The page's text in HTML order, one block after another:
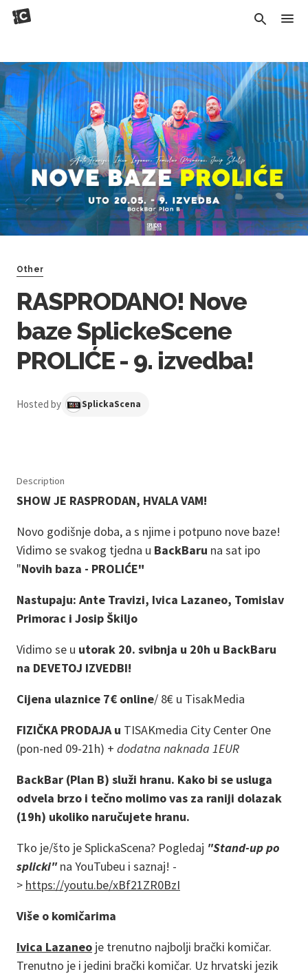
Other
RASPRODANO! Nove
baze SplickeScene
PROLIĆE - 9. izvedba!
Hosted by SplickaScena
Description
SHOW JE RASPRODAN, HVALA VAM!
Novo godišnje doba, a s njime i potpuno nove baze!
Vidimo se svakog tjedna u BackBaru na sat ipo
"Novih baza - PROLIĆE"
Nastupaju: Ante Travizi, Ivica Lazaneo, Tomislav
Primorac i Josip Škiljo
Vidimo se u utorak 20. svibnja u 20h u BackBaru
na DEVETOJ IZVEDBI!
Cijena ulaznice 7€ online/ 8€ u TisakMedia
FIZIČKA PRODAJA u TISAKmedia City Center One
(pon-ned 09-21h) + dodatna naknada 1EUR
BackBar (Plan B) služi hranu. Kako bi se usluga
odvela brzo i tečno molimo vas za raniji dolazak
(19h) ukoliko naručujete hranu.
Tko je/što je SplickaScena? Pogledaj "Stand-up po
splicki"na YouTubeu i saznaj! -
> https://youtu.be/xBf21ZR0BzI
Više o komičarima
Ivica Lazaneo je trenutno najbolji brački komičar.
Trenutno je i jedini brački komičar. Uz hrvatski jezik